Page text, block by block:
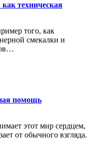
техническая
того, как
смекалки и
помощь
этот мир сердцем,
от обычного взгляда.